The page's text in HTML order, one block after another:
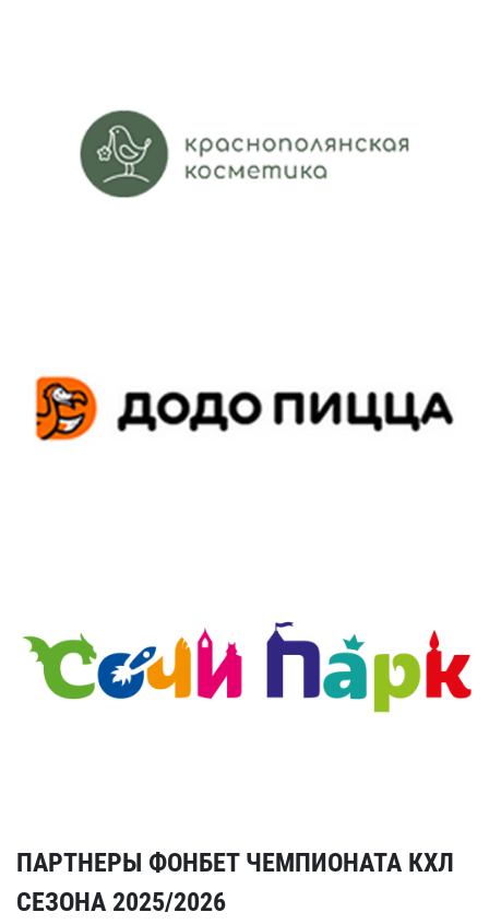
ПАРТНЕРЫ ФОНБЕТ ЧЕМПИОНАТА КХЛ
СЕЗОНА 2025/2026